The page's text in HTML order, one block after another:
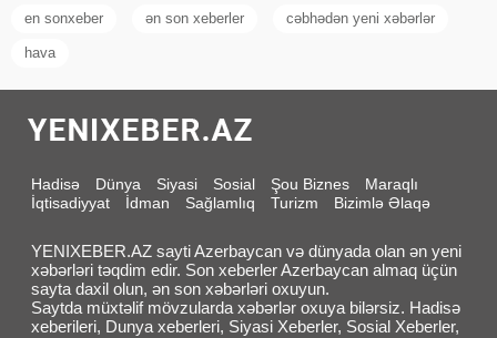
en sonxeber ən son xeberler cəbhədən yeni xəbərlər
hava
Hadisə Dünya Siyasi Sosial Şou Biznes
Maraqlı
İqtisadiyyat
İdman Sağlamlıq Turizm Bizimlə Əlaqə
YENIXEBER.AZ sayti Azerbaycan və dünyada olan ən yeni
xəbərləri təqdim edir. Son xeberler Azerbaycan almaq üçün
sayta daxil olun, ən son xəbərləri oxuyun.
Saytda müxtəlif mövzularda xəbərlər oxuya bilərsiz. Hadisə
xeberileri, Dunya xeberleri, Siyasi Xeberler, Sosial Xeberler,